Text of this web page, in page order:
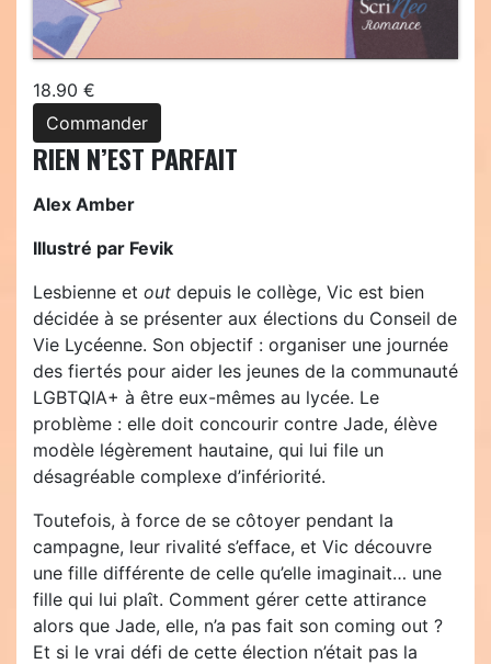
18.90 €
Commander
RIEN N’EST PARFAIT
Alex Amber
Illustré par Fevik
Lesbienne et out depuis le collège, Vic est bien
décidée à se présenter aux élections du Conseil de
Vie Lycéenne. Son objectif : organiser une journée
des fiertés pour aider les jeunes de la communauté
LGBTQIA+ à être eux-mêmes au lycée. Le
problème : elle doit concourir contre Jade, élève
modèle légèrement hautaine, qui lui file un
désagréable complexe d’infériorité.
Toutefois, à force de se côtoyer pendant la
campagne, leur rivalité s’efface, et Vic découvre
une fille différente de celle qu’elle imaginait… une
fille qui lui plaît. Comment gérer cette attirance
alors que Jade, elle, n’a pas fait son coming out ?
Et si le vrai défi de cette élection n’était pas la